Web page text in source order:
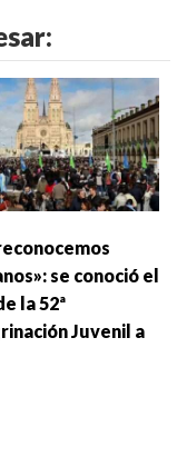
se conoció el
la 52ª
Juvenil a